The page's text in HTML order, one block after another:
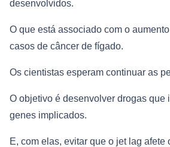
desenvolvidos.
O que está associado com o
casos de câncer de fígado.
Os cientistas esperam continuar as
O objetivo é desenvolver drogas que
genes implicados.
E, com elas, evitar que o jet lag afete